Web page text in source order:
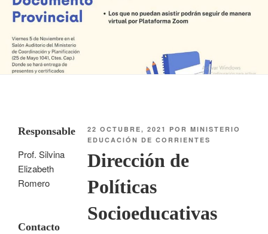
22 OCTUBRE, 2021 PORMINISTERIO
EDUCACIÓN DE CORRIENTES
Dirección de
Políticas
Socioeducativas
Responsable
Prof. Silvina
Elizabeth
Romero
Contacto